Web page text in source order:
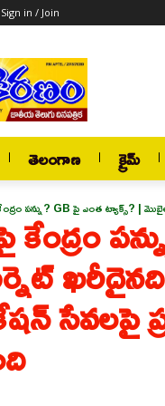
Sign in / Join
తెలంగాణ క్రైమ్
పన్ను? GB పై ఎంత ట్యాక్స్? |
సేవలపై